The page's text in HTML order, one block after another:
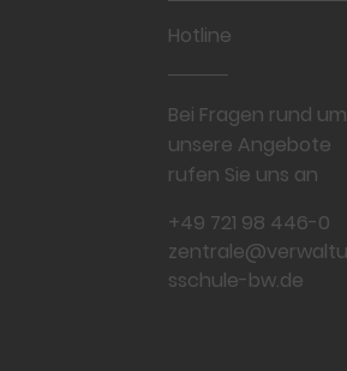
Hotline
Bei Fragen rund um
unsere Angebote
rufen Sie uns an
+49 721 98 446-0
sschule-bw.de